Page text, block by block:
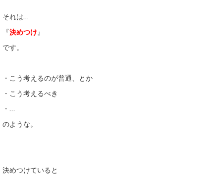
それは…
『決めつけ』
です。
・こう考えるのが普通、とか
・こう考えるべき
・…
のような。
決めつけていると